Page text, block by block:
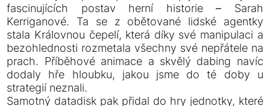
fascinujících postav herní historie – Sarah
Kerriganové. Ta se z obětované lidské agentky
stala Královnou čepelí, která díky své manipulaci a
bezohlednosti rozmetala všechny své nepřátele na
prach. Příběhové animace a skvělý dabing navíc
dodaly hře hloubku, jakou jsme do té doby u
strategií neznali.
Samotný datadisk pak přidal do hry jednotky, které